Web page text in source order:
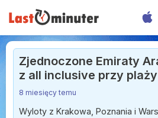
Zjednoczone Emiraty
z all inclusive przy plaży
8 miesięcy temu
Wyloty z Krakowa, Poznania i